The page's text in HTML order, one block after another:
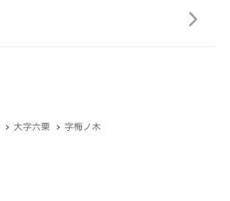
大字六栗 字梅ノ木